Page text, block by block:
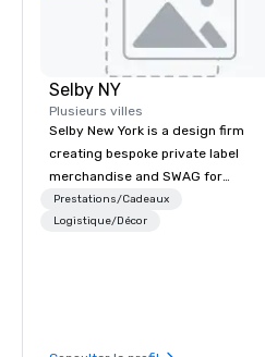
Selby NY
Plusieurs villes
Selby New York is a design firm
creating bespoke private label
merchandise and SWAG for
companies, brands and individuals!
We can create anything from fully
Prestations/Cadeaux
Logistique/Décor